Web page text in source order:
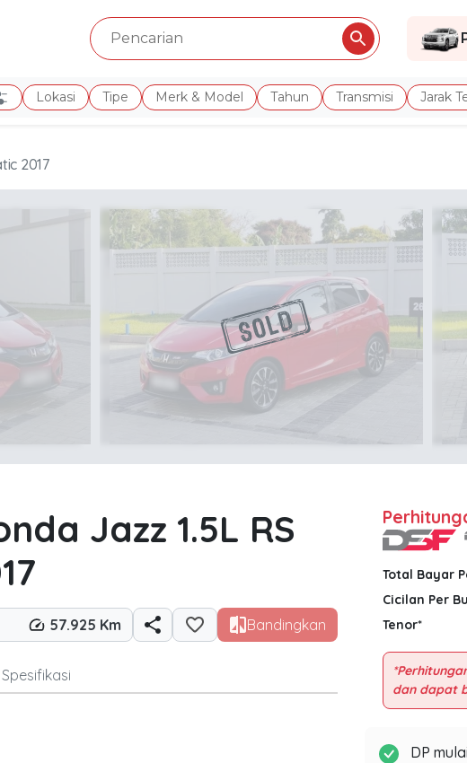
Lokasi Tipe Merk & Model Tahun Transmisi Jarak
2017
Jazz 1.5L RS
57.925 Km Bandingkan
Spesifikasi
Total Bayar
Cicilan Per
Tenor*
DP